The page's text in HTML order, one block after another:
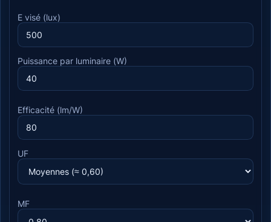
E visé (lux)
Puissance par luminaire (W)
Efficacité (lm/W)
UF
MF